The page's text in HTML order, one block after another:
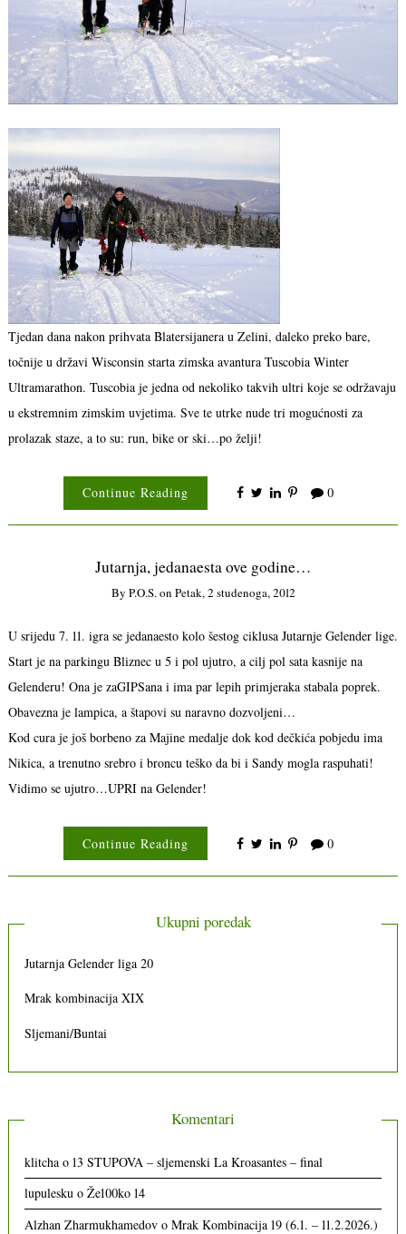
Tjedan dana nakon prihvata Blatersijanera u Zelini, daleko preko bare,
točnije u državi Wisconsin starta zimska avantura Tuscobia Winter
Ultramarathon. Tuscobia je jedna od nekoliko takvih ultri koje se održavaju
u ekstremnim zimskim uvjetima. Sve te utrke nude tri mogućnosti za
prolazak staze, a to su: run, bike or ski…po želji!
Continue Reading 0
Jutarnja, jedanaesta ove godine…
By P.o.s.on Petak, 2 studenoga, 2012
U srijedu 7. 11. igra se jedanaesto kolo šestog ciklusa Jutarnje Gelender lige.
Start je na parkingu Bliznec u 5 i pol ujutro, a cilj pol sata kasnije na
Gelenderu! Ona je zaGIPSana i ima par lepih primjeraka stabala poprek.
Obavezna je lampica, a štapovi su naravno dozvoljeni…
Kod cura je još borbeno za Majine medalje dok kod dečkića pobjedu ima
Nikica, a trenutno srebro i broncu teško da bi i Sandy mogla raspuhati!
Vidimo se ujutro…UPRI na Gelender!
Continue Reading 0
Ukupni poredak
Jutarnja Gelender liga 20
Mrak kombinacija XIX
Sljemani/Buntai
Komentari
klitcha o13 STUPOVA – sljemenski La Kroasantes – final
lupulesku oŽe100ko 14
Alzhan Zharmukhamedov oMrak Kombinacija 19 (6.1. – 11.2.2026.)